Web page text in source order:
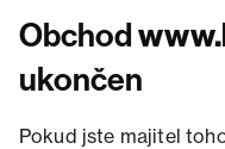
Obchod
ukončen
Pokud jste majitel